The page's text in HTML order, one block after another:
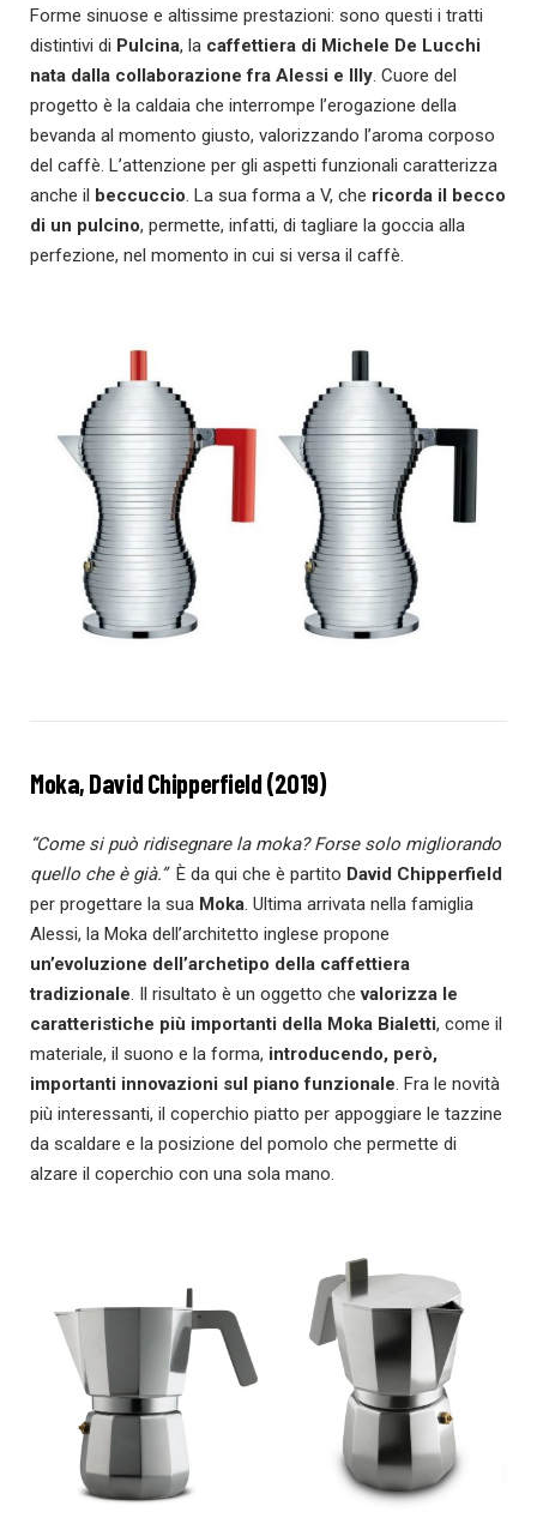
Forme sinuose e altissime prestazioni: sono questi i tratti
distintivi di Pulcina, la caffettiera di Michele De Lucchi
nata dalla collaborazione fra Alessi e Illy . Cuore del
progetto è la caldaia che interrompe l’erogazione della
bevanda al momento giusto, valorizzando l’aroma corposo
del caffè. L’attenzione per gli aspetti funzionali caratterizza
anche il beccuccio . La sua forma a V, che ricorda il becco
di un pulcino, permette, infatti, di tagliare la goccia alla
perfezione, nel momento in cui si versa il caffè.
Moka, David Chipperfield (2019)
“Come si può ridisegnare la moka? Forse solo migliorando
quello che è già.” È da qui che è partito David Chipperfield
per progettare la sua Moka. Ultima arrivata nella famiglia
Alessi, la Moka dell’architetto inglese propone
un’evoluzione dell’archetipo della caffettiera
tradizionale. Il risultato è un oggetto chevalorizza le
caratteristiche più importanti della Moka Bialetti, come il
materiale, il suono e la forma, introducendo, però,
importanti innovazioni sul piano funzionale. Fra le novità
più interessanti, il coperchio piatto per appoggiare le tazzine
da scaldare e la posizione del pomolo che permette di
alzare il coperchio con una sola mano.